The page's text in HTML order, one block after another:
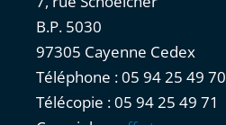
B.P. 5030
97305 Cayenne Cedex
Téléphone : 05 94 25 49 70
Télécopie : 05 94 25 49 71